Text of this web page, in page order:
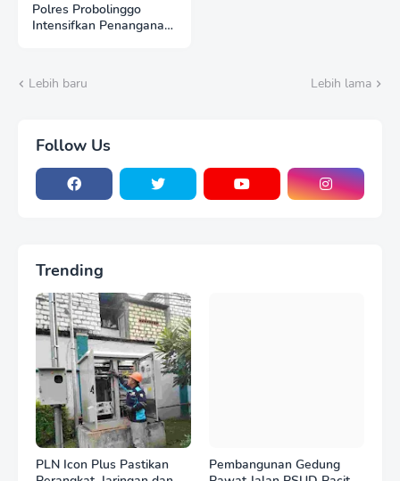
Polres Probolinggo
Intensifkan Penanganan
Lebih baru
Lebih lama
Follow Us
Trending
PLN Icon Plus Pastikan
Pembangunan Gedung